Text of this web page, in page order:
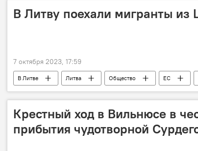
В Литву поехали мигранты из
7 октября 2023, 17:59
В Литве Литва Общество ЕС
работа в Литве
Крестный ход в Вильнюсе в
прибытия чудотворной